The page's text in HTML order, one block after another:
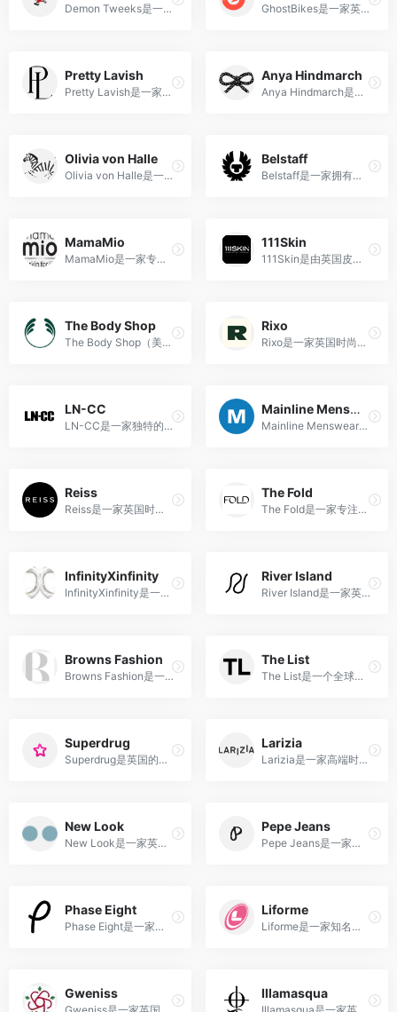
Demon Tweeks是一家总部位于英国威尔士的汽车和摩托车零售商，提供广泛的汽车配件、零件和运动装备，深受汽车和摩托车爱好者信赖。 GhostBikes是一家英国摩托车用品零售商，提供各种摩托车装备和配件，以及专业客户服务；英国最大的摩托车/越野摩托车服装和配件零售商之一
Pretty Lavish
Pretty Lavish是一家源自英国的时尚品牌，以其精致女性的时尚单品和独特设计风格而备受喜爱。
Anya Hindmarch
Anya Hindmarch是一位英国设计师创立的奢侈手袋品牌，以其富有创意和幽默感的设计风格在时尚界备受瞩目。
Olivia von Halle
Olivia von Halle是一家源自英国的高端睡衣和家居服品牌，以精致的丝绸面料与优雅剪裁融合，为现代女性带来舒适与品质兼具的家居时尚体验。
Belstaff
Belstaff是一家拥有近一个世纪历史的英国时尚品牌，以其经典的摩托车服装和高品质的皮革制品而备受瞩目，将时尚与功能完美结合。
MamaMio
MamaMio是一家专注于为孕妇和产后女性提供专业护理的护肤品牌，以天然成分和先进科技为基础，致力于保护妈妈们的肌肤健康和美丽。
111Skin
111Skin是由英国皮肤科医生Dr. Yannis Alexandrides创立的高端护肤品牌，以医疗美学科技和高效成分为基础，致力于提供卓越的护肤体验。
The Body Shop
The Body Shop（美体小铺）是一家源自英国的国际知名护肤品牌，以天然成分、环保理念和反对动物测试为特色，致力于提供高品质的护肤、身体护理和美妆产品，同时关注社会责任与环保事业。
Rixo
Rixo是一家英国时尚品牌，以其独特的印花设计和复古风格在时尚界备受瞩目。
LN-CC
LN-CC是一家独特的高端时尚概念店和在线购物平台，提供前卫的设计品牌和时尚艺术的精选。
Mainline Menswear
Mainline Menswear是一家英国男装时尚在线零售商，提供广泛的国际知名品牌男性服装、鞋类和配件。
Reiss
Reiss是一家英国时尚品牌，以其经典与现代相结合的设计风格和高质量的时装、鞋子和配饰而著名。
The Fold
The Fold是一家专注于为职业女性打造优雅、时尚且专业的高品质女装的英国品牌。
InfinityXinfinity
InfinityXinfinity是一家以宇宙与星系为灵感的英国珠宝品牌，打造独特而充满无限魅力的珠宝设计。
River Island
River Island是一家英国时尚品牌，提供时尚、多样化的服装、鞋履和配饰，追求时尚趋势并注重质量。
Browns Fashion
Browns Fashion是一家英国时尚零售品牌，致力于为顾客提供独特、前卫的时尚设计和新锐品牌选择。
The List
The List是一个全球移动奢侈品平台，专门销售来自世界顶级精品店的精选奢华时装和配饰。
Superdrug
Superdrug是英国的一家药妆和美容零售连锁店，提供各种药妆产品、美容护肤、彩妆和个人护理用品。
Larizia
Larizia是一家高端时尚品牌，以其提供精致、时尚和豪华的鞋履和配饰而著名。
New Look
New Look是一家英国时尚品牌，提供时尚、实惠的服装和配饰选择。
Pepe Jeans
Pepe Jeans是一家时尚品牌，以其青年时尚、休闲和个性化的设计而闻名，以牛仔裤和时尚服装系列而备受追捧。
Phase Eight
Phase Eight是一家英国时尚品牌，以其优雅、女性化和高质量的设计而闻名，为女性提供各种场合和风格的时尚服饰。
Liforme
Liforme是一家知名的瑜伽品牌，致力于设计和制造高质量、环保的瑜伽垫和瑜伽配件。他们的产品注重细节和功能性，提供优秀的防滑性能和舒适的使用体验，帮助瑜伽爱好者提升练习效果。
Gweniss Illamasqua